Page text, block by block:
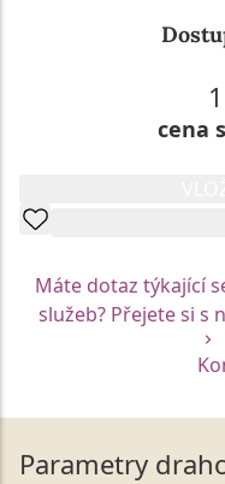
cena
Máte dotaz týkající
služeb? Přejete si s
Parametry